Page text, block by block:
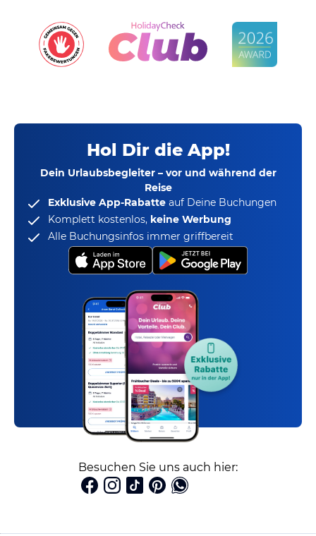
Hol Dir die App!
Dein Urlaubsbegleiter – vor und während der
Reise
Exklusive App-Rabatte auf Deine Buchungen
Komplett kostenlos, keine Werbung
Alle Buchungsinfos immer griffbereit
Besuchen Sie uns auch hier: